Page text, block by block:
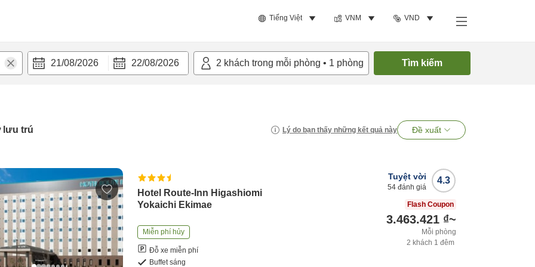
Tiếng Việt VNM VND
21/08/2026 22/08/2026 2 khách trong mỗi phòng • 1 phòng Tìm kiếm
lưu trú Lý do bạn thấy những kết quả này Đề xuất
Hotel Route-Inn Higashiomi
Yokaichi Ekimae
Miễn phí hủy
Đỗ xe miễn phí
Buffet sáng
4.3
Tuyệt vời
54 đánh giá
Flash Coupon
3.463.421 ₫~
Mỗi phòng
2 khách 1 đêm